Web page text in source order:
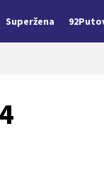
Superžena